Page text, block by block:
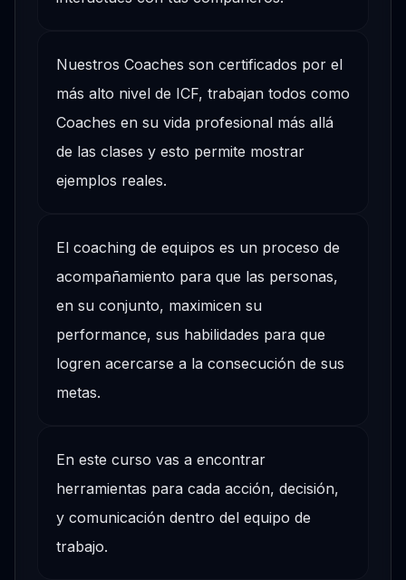
Nuestros Coaches son certificados por el
más alto nivel de ICF, trabajan todos como
Coaches en su vida profesional más allá
de las clases y esto permite mostrar
ejemplos reales.
El coaching de equipos es un proceso de
acompañamiento para que las personas,
en su conjunto, maximicen su
performance, sus habilidades para que
logren acercarse a la consecución de sus
metas.
En este curso vas a encontrar
herramientas para cada acción, decisión,
y comunicación dentro del equipo de
trabajo.